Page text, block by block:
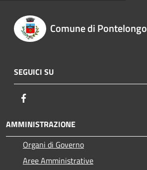
Comune di Pontelongo
SEGUICI SU
AMMINISTRAZIONE
Organi di Governo
Aree Amministrative